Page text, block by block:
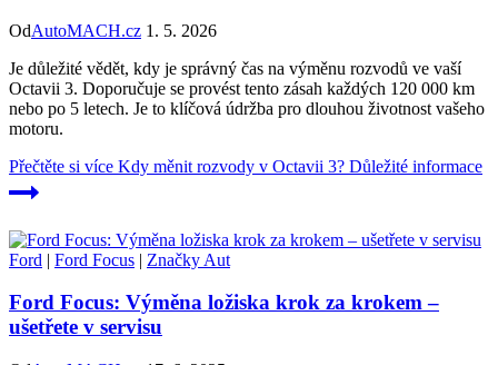
OdAutoMACH.cz 1. 5. 2026
Je důležité vědět, kdy je správný čas na výměnu rozvodů ve vaší
Octavii 3. Doporučuje se provést tento zásah každých 120 000 km
nebo po 5 letech. Je to klíčová údržba pro dlouhou životnost vašeho
motoru.
Přečtěte si více Kdy měnit rozvody v Octavii 3? Důležité informace
Ford | Ford Focus | Značky Aut
Ford Focus: Výměna ložiska krok za krokem –
ušetřete v servisu